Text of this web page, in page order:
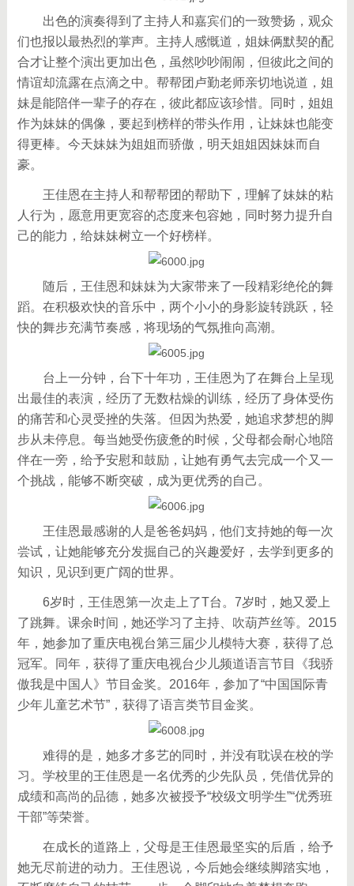
出色的演奏得到了主持人和嘉宾们的一致赞扬，观众
们也报以最热烈的掌声。主持人感慨道，姐妹俩默契的配
合才让整个演出更加出色，虽然吵吵闹闹，但彼此之间的
情谊却流露在点滴之中。帮帮团卢勤老师亲切地说道，姐
妹是能陪伴一辈子的存在，彼此都应该珍惜。同时，姐姐
作为妹妹的偶像，要起到榜样的带头作用，让妹妹也能变
得更棒。今天妹妹为姐姐而骄傲，明天姐姐因妹妹而自
豪。
王佳恩在主持人和帮帮团的帮助下，理解了妹妹的粘
人行为，愿意用更宽容的态度来包容她，同时努力提升自
己的能力，给妹妹树立一个好榜样。
随后，王佳恩和妹妹为大家带来了一段精彩绝伦的舞
蹈。在积极欢快的音乐中，两个小小的身影旋转跳跃，轻
快的舞步充满节奏感，将现场的气氛推向高潮。
台上一分钟，台下十年功，王佳恩为了在舞台上呈现
出最佳的表演，经历了无数枯燥的训练，经历了身体受伤
的痛苦和心灵受挫的失落。但因为热爱，她追求梦想的脚
步从未停息。每当她受伤疲惫的时候，父母都会耐心地陪
伴在一旁，给予安慰和鼓励，让她有勇气去完成一个又一
个挑战，能够不断突破，成为更优秀的自己。
王佳恩最感谢的人是爸爸妈妈，他们支持她的每一次
尝试，让她能够充分发掘自己的兴趣爱好，去学到更多的
知识，见识到更广阔的世界。
6岁时，王佳恩第一次走上了T台。7岁时，她又爱上
了跳舞。课余时间，她还学习了主持、吹葫芦丝等。2015
年，她参加了重庆电视台第三届少儿模特大赛，获得了总
冠军。同年，获得了重庆电视台少儿频道语言节目《我骄
傲我是中国人》节目金奖。2016年，参加了“中国国际青
少年儿童艺术节”，获得了语言类节目金奖。
难得的是，她多才多艺的同时，并没有耽误在校的学
习。学校里的王佳恩是一名优秀的少先队员，凭借优异的
成绩和高尚的品德，她多次被授予“校级文明学生”“优秀班
干部”等荣誉。
在成长的道路上，父母是王佳恩最坚实的后盾，给予
她无尽前进的动力。王佳恩说，今后她会继续脚踏实地，